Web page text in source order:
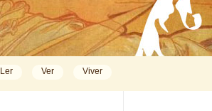
Ler Ver Viver